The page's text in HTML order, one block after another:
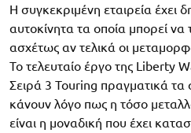
H συγκεκριμένη εταιρεία έχει
αυτοκίνητα τα οποία μπορεί να
ασχέτως αν τελικά οι
Το τελευταίο έργο της Liberty
Σειρά 3 Touring πραγματικά τα
κάνουν λόγο πως η τόσο
είναι η μοναδική που έχει